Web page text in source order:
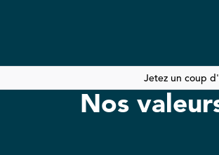
Jetez un coup
Nos